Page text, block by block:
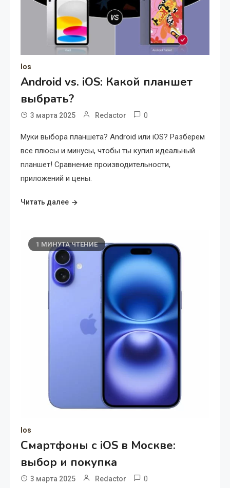
Ios
Android vs. iOS: Какой планшет
выбрать?
3 марта 2025 Redactor 0
Муки выбора планшета? Android или iOS? Разберем
все плюсы и минусы, чтобы ты купил идеальный
планшет! Сравнение производительности,
приложений и цены.
Читать далее
1 МИНУТА ЧТЕНИЕ
Ios
Смартфоны с iOS в Москве:
выбор и покупка
3 марта 2025 Redactor 0